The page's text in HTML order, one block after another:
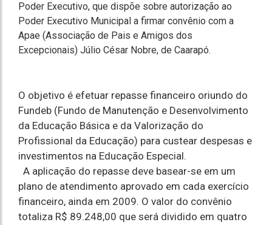
Poder Executivo, que dispõe sobre autorização ao
Poder Executivo Municipal a firmar convênio com a
Apae (Associação de Pais e Amigos dos
Excepcionais) Júlio César Nobre, de Caarapó.
O objetivo é efetuar repasse financeiro oriundo do
Fundeb (Fundo de Manutenção e Desenvolvimento
da Educação Básica e da Valorização do
Profissional da Educação) para custear despesas e
investimentos na Educação Especial.
A aplicação do repasse deve basear-se em um
plano de atendimento aprovado em cada exercício
financeiro, ainda em 2009. O valor do convênio
totaliza R$ 89.248,00 que será dividido em quatro